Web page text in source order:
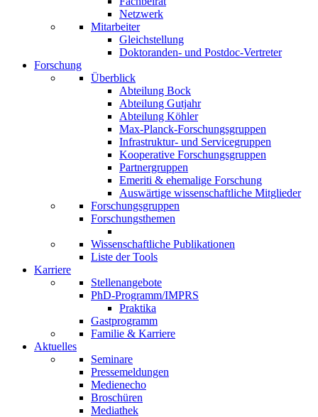
Netzwerk
Mitarbeiter
Gleichstellung
Doktoranden- und Postdoc-Vertreter
Forschung
Überblick
Abteilung Bock
Abteilung Gutjahr
Abteilung Köhler
Max-Planck-Forschungsgruppen
Infrastruktur- und Servicegruppen
Kooperative Forschungsgruppen
Partnergruppen
Emeriti & ehemalige Forschung
Auswärtige wissenschaftliche Mitglieder
Forschungsgruppen
Forschungsthemen
Wissenschaftliche Publikationen
Liste der Tools
Karriere
Stellenangebote
PhD-Programm/IMPRS
Praktika
Gastprogramm
Familie & Karriere
Aktuelles
Seminare
Pressemeldungen
Medienecho
Broschüren
Mediathek